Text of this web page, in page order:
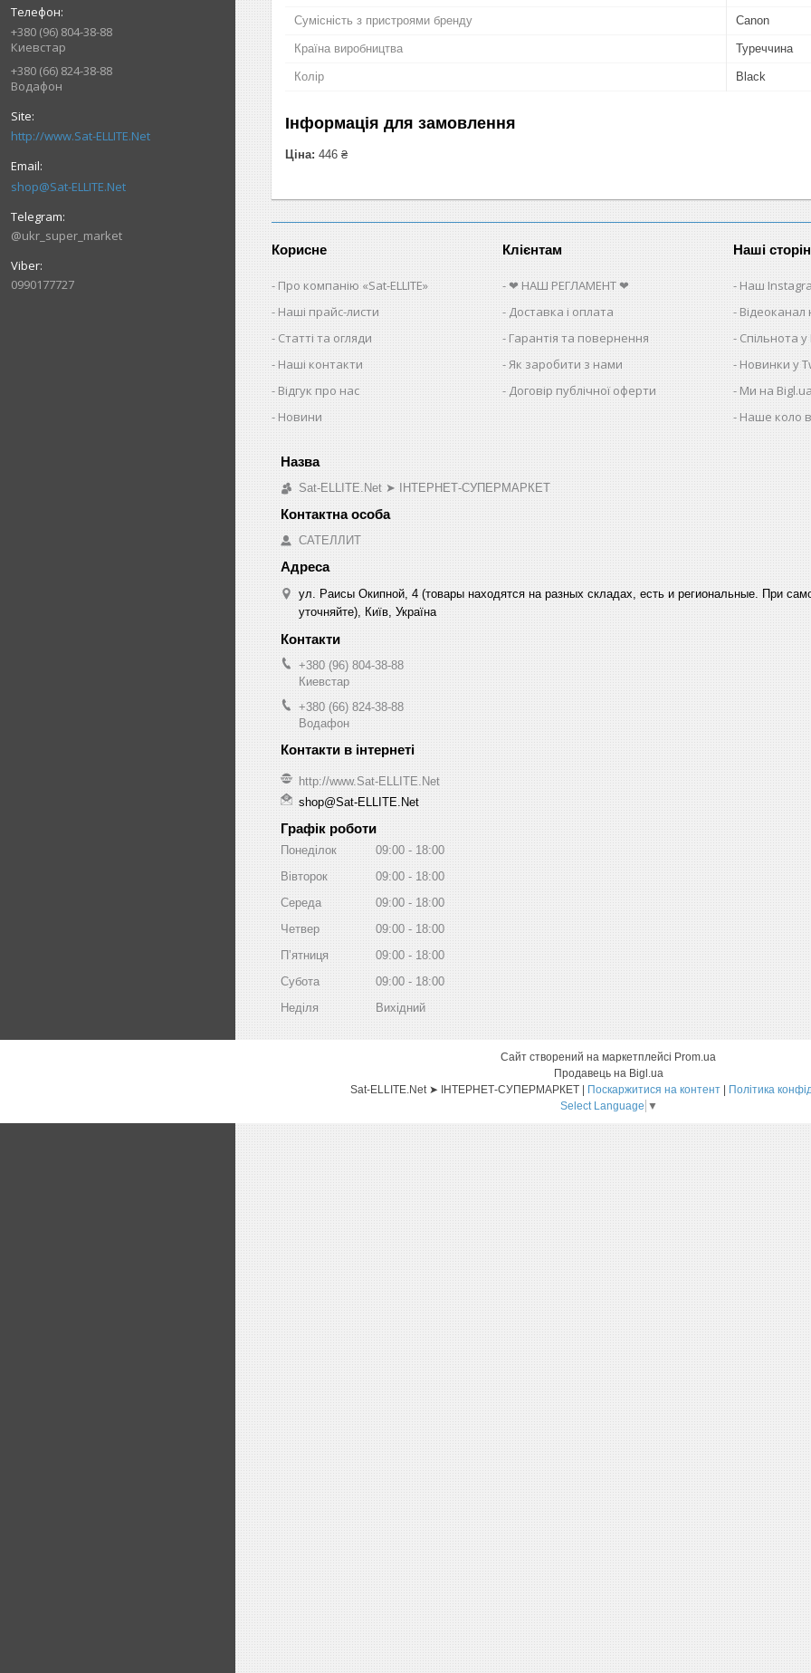
+380 (96) 804-38-88
Киевстар
+380 (66) 824-38-88
Водафон
http://www.Sat-ELLITE.Net
shop@Sat-ELLITE.Net
@ukr_super_market
0990177727
Сумісність з пристроями бренду Canon
Країна виробництва Туреччина
Колір Black
Інформація для замовлення
Ціна: 446 ₴
Корисне
Про компанію «Sat-ELLITE»
Наші прайс-листи
Статті та огляди
Наші контакти
Відгук про нас
Новини
Клієнтам
❤ НАШ РЕГЛАМЕНТ ❤
Доставка і оплата
Гарантія та повернення
Як заробити з нами
Договір публічної оферти
Наші
Наш
Спільнота
Новинки у
Ми на Bigl.ua
Наше коло
Sat-ELLITE.Net ➤ ІНТЕРНЕТ-СУПЕРМАРКЕТ
САТЕЛЛИТ
ул. Раисы Окипной, 4 (товары находятся на разных складах, есть и региональные. При
уточняйте), Київ, Україна
+380 (96) 804-38-88
Киевстар
+380 (66) 824-38-88
Водафон
http://www.Sat-ELLITE.Net
shop@Sat-ELLITE.Net
Графік роботи
Понеділок 09:00
18:00
Вівторок
09:00
18:00
Середа
09:00
18:00
Четвер
09:00
18:00
Пʼятниця
09:00
18:00
Субота
09:00
18:00
Неділя
Вихідний
Сайт створений на маркетплейсі Prom.ua
Продавець на Bigl.ua
Sat-ELLITE.Net ➤ ІНТЕРНЕТ-СУПЕРМАРКЕТ | Поскаржитися на контент | Політика
Select Language ▼